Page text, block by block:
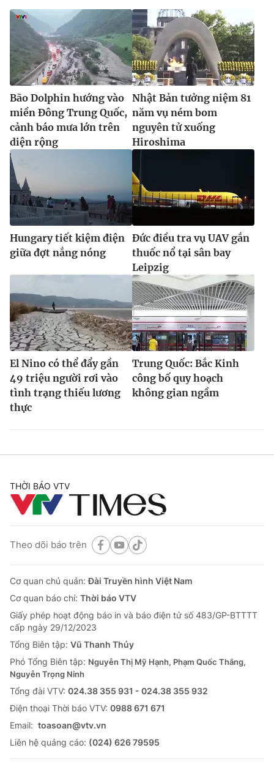
® Cấm sao chép dưới mọi hình thức nếu không có sự chấp
thuận bằng văn bản. Ghi rõ nguồn VTV.vn khi phát hành lại
thông tin từ website này.
Bão Dolphin hướng vào
miền Đông Trung Quốc,
cảnh báo mưa lớn trên
diện rộng
Nhật Bản tưởng niệm 81
năm vụ ném bom
nguyên tử xuống
Hiroshima
Hungary tiết kiệm điện
giữa đợt nắng nóng
Đức điều tra vụ UAV gắn
thuốc nổ tại sân bay
Leipzig
El Nino có thể đẩy gần
49 triệu người rơi vào
tình trạng thiếu lương
thực
Trung Quốc: Bắc Kinh
công bố quy hoạch
không gian ngầm
THỜI BÁO VTV
Theo dõi báo trên
Cơ quan chủ quản:Đài Truyền hình Việt Nam
Cơ quan báo chí: Thời báo VTV
Giấy phép hoạt động báo in và báo điện tử số 483/GP-BTTTT
cấp ngày 29/12/2023
Tổng Biên tập: Vũ Thanh Thủy
Phó Tổng Biên tập: Nguyễn Thị Mỹ Hạnh, Phạm Quốc Thắng,
Nguyễn Trọng Ninh
Tổng đài VTV: 024.38 355 931 - 024.38 355 932
Ðiện thoại Thời báo VTV: 0988 671 671
Email: toasoan@vtv.vn
Liên hệ quảng cáo: (024) 626 79595